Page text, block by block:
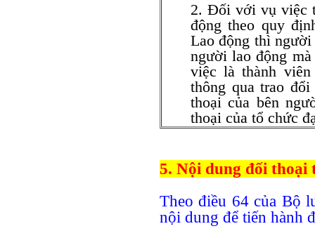
2. Đối với vụ việc
động theo quy
Lao động thì
người lao động
việc là thành
thông qua trao
thoại của bên
thoại của tổ chức
5. Nội dung đối thoại
Theo điều 64 của Bộ
nội dung để tiến hành